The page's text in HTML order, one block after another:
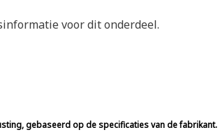
voor dit onderdeel.
gebaseerd op de specificaties van de fabrikant.